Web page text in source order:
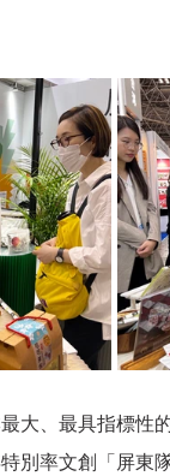
大、最具指標性
別率文創「屏東